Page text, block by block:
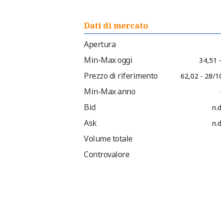
Dati di mercato
Apertura
Min-Max oggi
34,51
Prezzo di riferimento 62,02 - 28/
Min-Max anno
Bid
Ask
Volume totale
Controvalore